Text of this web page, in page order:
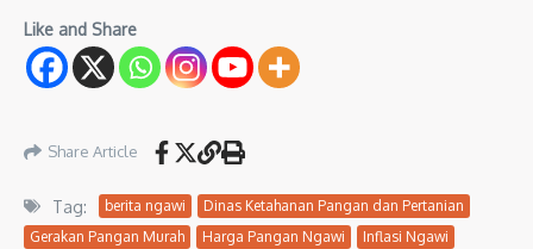
Like and Share
Share Article
Tag: berita ngawi
Dinas Ketahanan Pangan dan Pertanian
Gerakan Pangan Murah
Harga Pangan Ngawi
Inflasi Ngawi